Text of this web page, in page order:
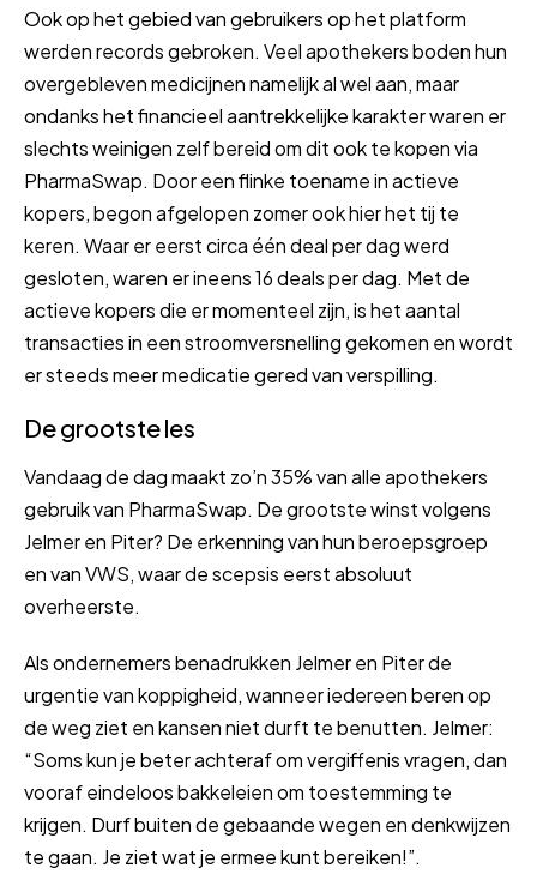
Ook op het gebied van gebruikers op het platform
werden records gebroken. Veel apothekers boden hun
overgebleven medicijnen namelijk al wel aan, maar
ondanks het financieel aantrekkelijke karakter waren er
slechts weinigen zelf bereid om dit ook te kopen via
PharmaSwap. Door een flinke toename in actieve
kopers, begon afgelopen zomer ook hier het tij te
keren. Waar er eerst circa één deal per dag werd
gesloten, waren er ineens 16 deals per dag. Met de
actieve kopers die er momenteel zijn, is het aantal
transacties in een stroomversnelling gekomen en wordt
er steeds meer medicatie gered van verspilling.
De grootste les
Vandaag de dag maakt zo’n 35% van alle apothekers
gebruik van PharmaSwap. De grootste winst volgens
Jelmer en Piter? De erkenning van hun beroepsgroep
en van VWS, waar de scepsis eerst absoluut
overheerste.
Als ondernemers benadrukken Jelmer en Piter de
urgentie van koppigheid, wanneer iedereen beren op
de weg ziet en kansen niet durft te benutten. Jelmer:
“Soms kun je beter achteraf om vergiffenis vragen, dan
vooraf eindeloos bakkeleien om toestemming te
krijgen. Durf buiten de gebaande wegen en denkwijzen
te gaan. Je ziet wat je ermee kunt bereiken!”.